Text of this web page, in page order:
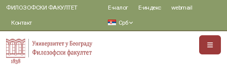
ФИЛОЗОФСКИ ФАКУЛТЕТ
Контакт
Е-налог Е-индекс webmail
Срб